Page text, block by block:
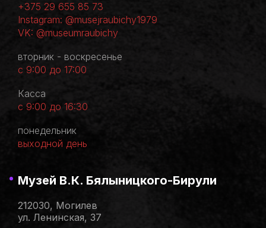
+375 29 655 85 73
Instagram: @musejraubichy1979
VK: @museumraubichy
вторник - воскресенье
с 9:00 до 17:00
Касса
с 9:00 до 16:30
понедельник
выходной день
Музей В.К. Бялыницкого-Бирули
212030, Могилев
ул. Ленинская, 37